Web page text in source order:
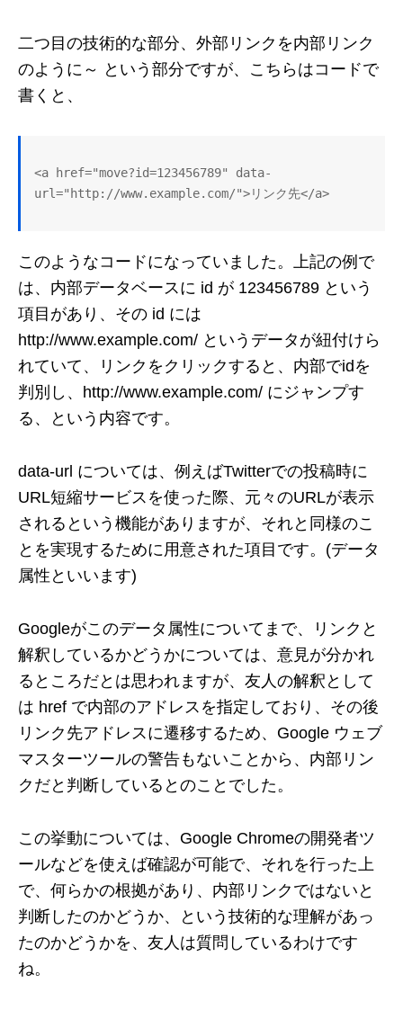
二つ目の技術的な部分、外部リンクを内部リンク
のように～ という部分ですが、こちらはコードで
書くと、
<a href="move?id=123456789" data-
このようなコードになっていました。上記の例で
は、内部データベースに id が 123456789 という
項目があり、その id には
http://www.example.com/ というデータが紐付けら
れていて、リンクをクリックすると、内部でidを
判別し、http://www.example.com/ にジャンプす
る、という内容です。
data-url については、例えばTwitterでの投稿時に
URL短縮サービスを使った際、元々のURLが表示
されるという機能がありますが、それと同様のこ
とを実現するために用意された項目です。(データ
属性といいます)
Googleがこのデータ属性についてまで、リンクと
解釈しているかどうかについては、意見が分かれ
るところだとは思われますが、友人の解釈として
は href で内部のアドレスを指定しており、その後
リンク先アドレスに遷移するため、Google ウェブ
マスターツールの警告もないことから、内部リン
クだと判断しているとのことでした。
この挙動については、Google Chromeの開発者ツ
ールなどを使えば確認が可能で、それを行った上
で、何らかの根拠があり、内部リンクではないと
判断したのかどうか、という技術的な理解があっ
たのかどうかを、友人は質問しているわけです
ね。